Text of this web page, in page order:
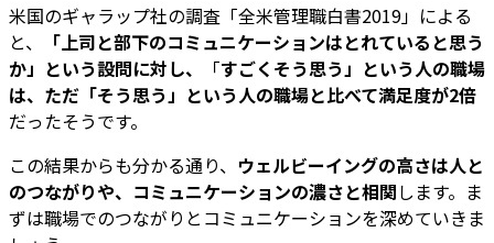
米国のギャラップ社の調査「全米管理職白書2019」による
と、
「上司と部下のコミュニケーションはとれていると思う
か」という設問に対し、
「すごくそう思う」という人の職場
は、ただ「そう思う」という人の職場と比べて満足度が2倍
だったそうです。
この結果からも分かる通り、 ウェルビーイングの高さは人と
のつながりや、コミュニケーションの濃さと相関します。ま
ずは職場でのつながりとコミュニケーションを深めていきま